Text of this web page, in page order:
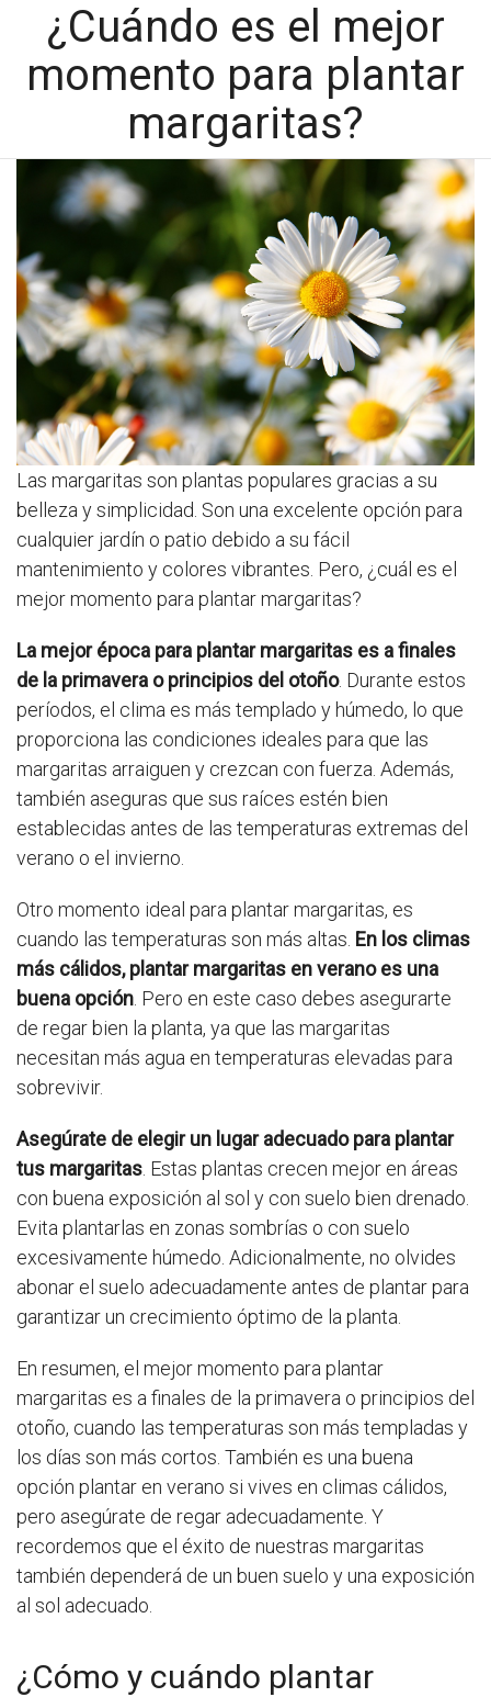
¿Cuándo es el mejor
momento para plantar
margaritas?
Las margaritas son plantas populares gracias a su
belleza y simplicidad. Son una excelente opción para
cualquier jardín o patio debido a su fácil
mantenimiento y colores vibrantes. Pero, ¿cuál es el
mejor momento para plantar margaritas?
La mejor época para plantar margaritas es a finales
de la primavera o principios del otoño. Durante estos
períodos, el clima es más templado y húmedo, lo que
proporciona las condiciones ideales para que las
margaritas arraiguen y crezcan con fuerza. Además,
también aseguras que sus raíces estén bien
establecidas antes de las temperaturas extremas del
verano o el invierno.
Otro momento ideal para plantar margaritas, es
cuando las temperaturas son más altas. En los climas
más cálidos, plantar margaritas en verano es una
buena opción . Pero en este caso debes asegurarte
de regar bien la planta, ya que las margaritas
necesitan más agua en temperaturas elevadas para
sobrevivir.
Asegúrate de elegir un lugar adecuado para plantar
tus margaritas . Estas plantas crecen mejor en áreas
con buena exposición al sol y con suelo bien drenado.
Evita plantarlas en zonas sombrías o con suelo
excesivamente húmedo. Adicionalmente, no olvides
abonar el suelo adecuadamente antes de plantar para
garantizar un crecimiento óptimo de la planta.
En resumen, el mejor momento para plantar
margaritas es a finales de la primavera o principios del
otoño, cuando las temperaturas son más templadas y
los días son más cortos. También es una buena
opción plantar en verano si vives en climas cálidos,
pero asegúrate de regar adecuadamente. Y
recordemos que el éxito de nuestras margaritas
también dependerá de un buen suelo y una exposición
al sol adecuado.
¿Cómo y cuándo plantar